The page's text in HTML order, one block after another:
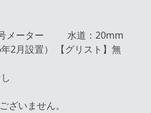
メーター 水道：20mm
2月設置） 【グリスト】無
し
いません。